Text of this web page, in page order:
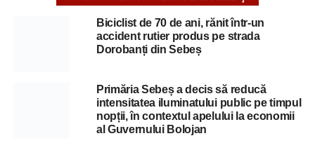
Biciclist de 70 de ani, rănit într-un
accident rutier produs pe strada
Dorobanți din Sebeș
Primăria Sebeș a decis să reducă
intensitatea iluminatului public pe timpul
nopții, în contextul apelului la economii
al Guvernului Bolojan